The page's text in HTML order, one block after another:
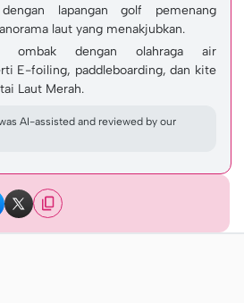
lapangan golf pemenang
laut yang menakjubkan.
ombak dengan olahraga air
E-foiling, paddleboarding, dan kite
Laut Merah.
AI-assisted and reviewed by our